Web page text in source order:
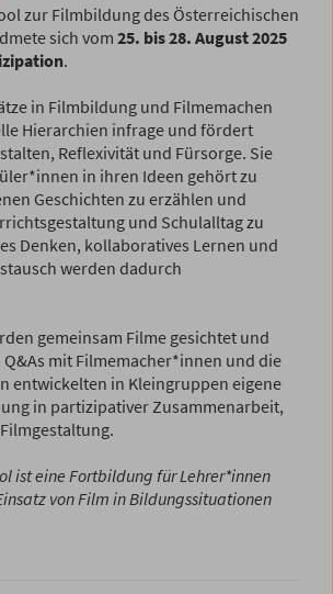
zur Filmbildung des Österreichischen
sich vom 25. bis 28. August 2025
.
in Filmbildung und Filmemachen
Hierarchien infrage und fördert
Reflexivität und Fürsorge. Sie
in ihren Ideen gehört zu
Geschichten zu erzählen und
und Schulalltag zu
Denken, kollaboratives Lernen und
werden dadurch
gemeinsam Filme gesichtet und
mit Filmemacher*innen und die
entwickelten in Kleingruppen eigene
in partizipativer Zusammenarbeit,
ist eine Fortbildung für Lehrer*innen
von Film in Bildungssituationen